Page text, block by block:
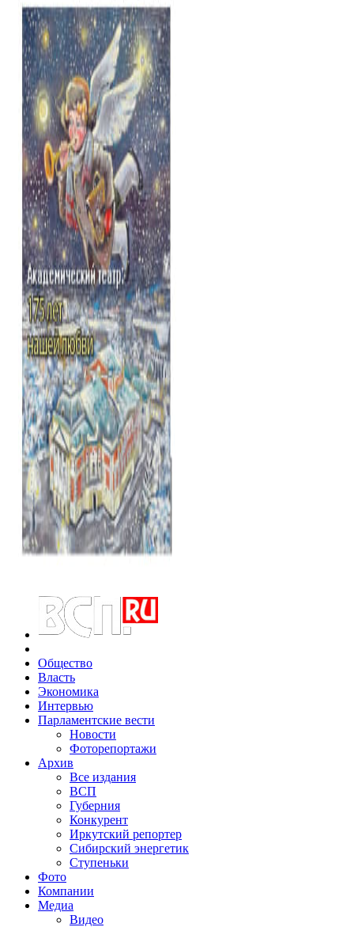
Общество
Власть
Экономика
Интервью
Парламентские вести
Новости
Фоторепортажи
Архив
Все издания
ВСП
Губерния
Конкурент
Иркутский репортер
Сибирский энергетик
Ступеньки
Фото
Компании
Медиа
Видео